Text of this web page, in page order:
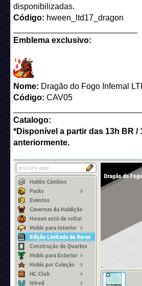
disponibilizadas.
Código: hween_ltd17_dragon
Emblema exclusivo:
Nome: Dragão do Fogo Infernal
Código: CAV05
Catalogo:
*Disponível a partir das 13h BR /
anteriormente.